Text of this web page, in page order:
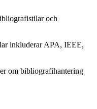
och
inkluderar APA, IEEE,
om bibliografihantering